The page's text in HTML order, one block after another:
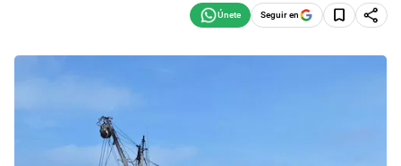
Seguir en